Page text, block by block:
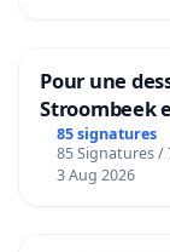
Pour une
Stroombeek
bediening
Voor
85 signatures
85 Signatures /
3 Aug 2026